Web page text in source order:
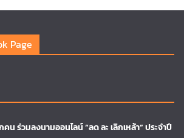
Page
น ร่วมลงนามออนไลน์ “ลด ละ เลิกเหล้า” ประจำปี